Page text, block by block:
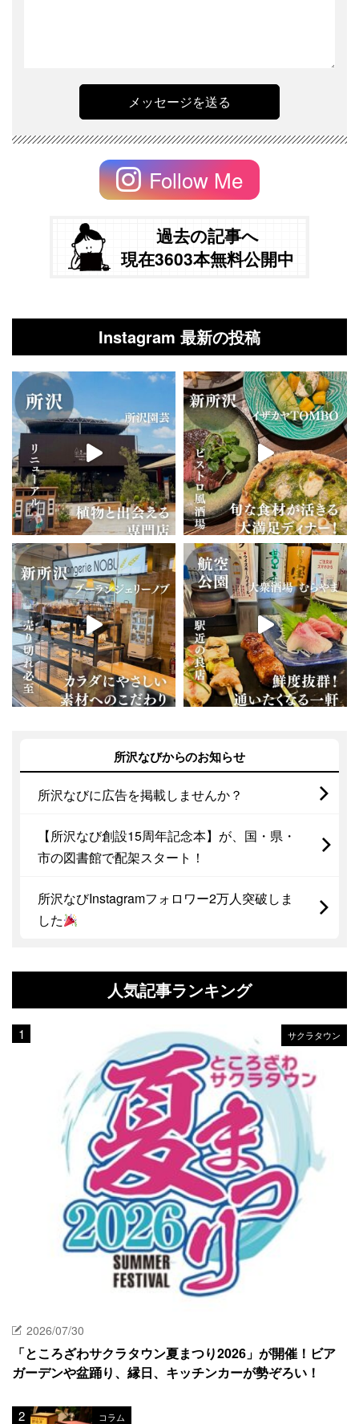
Follow Me
過去の記事へ
現在3603本無料公開中
Instagram 最新の投稿
所沢なびからのお知らせ
所沢なびに広告を掲載しませんか？
【所沢なび創設15周年記念本】が、国・県・
市の図書館で配架スタート！
所沢なびInstagramフォロワー2万人突破しま
した
人気記事ランキング
サクラタウン
2026/07/30
「ところざわサクラタウン夏まつり2026」が開催！ビア
ガーデンや盆踊り、縁日、キッチンカーが勢ぞろい！
コラム